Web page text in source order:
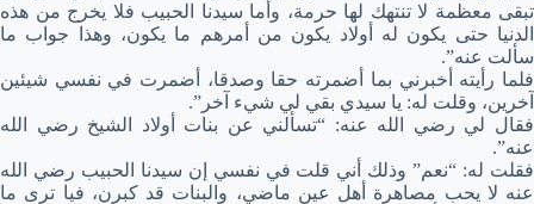
تبقى معظمة لا تنتهك لها حرمة، وأما سيدنا الحبيب فلا يخرج من هذه
الدنيا حتى يكون له أولاد يكون من أمرهم ما يكون، وهذا جواب ما
سألت عنه”.
فلما رأيته أخبرني بما أضمرته حقا وصدقا، أضمرت في نفسي شيئين
آخرين، وقلت له: يا سيدي بقي لي شيء آخر”.
فقال لي رضي الله عنه: “تسألني عن بنات أولاد الشيخ رضي الله
عنه”.
فقلت له: “نعم” وذلك أني قلت في نفسي إن سيدنا الحبيب رضي الله
عنه لا يحب مصاهرة أهل عين ماضي، والبنات قد كبرن، فيا ترى ما